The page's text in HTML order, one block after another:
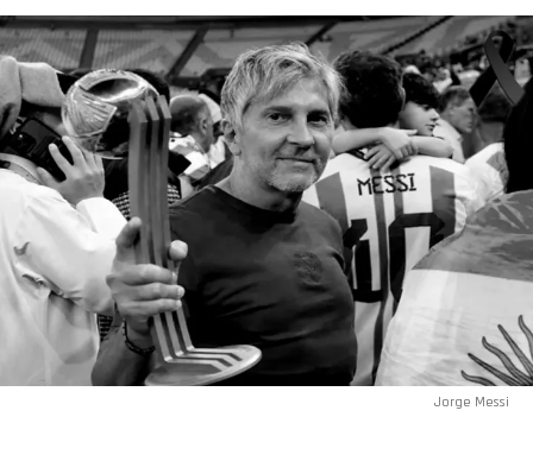
Jorge Messi